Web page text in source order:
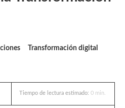
Transformación digital
Tiempo de lectura estimado: 0 min.